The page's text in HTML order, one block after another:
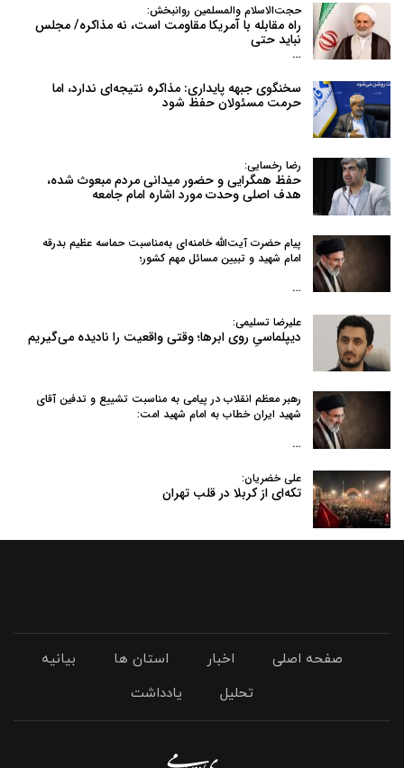
حجت‌الاسلام والمسلمین روانبخش:
راه مقابله با آمریکا مقاومت است، نه مذاکره/ مجلس
نباید حتی
…
سخنگوی جبهه پایداری: مذاکره نتیجه‌ای ندارد، اما
حرمت مسئولان حفظ شود
رضا رخسایی:
حفظ همگرایی و حضور میدانی مردم مبعوث شده،
هدف اصلی وحدت مورد اشاره امام جامعه
پیام حضرت آیت‌الله خامنه‌ای به‌مناسبت حماسه عظیم بدرقه
امام شهید و تبیین مسائل مهم کشور؛
…
علیرضا تسلیمی:
دیپلماسیِ روی ابرها؛ وقتی واقعیت را نادیده می‌گیریم
رهبر معظم انقلاب در پیامی به‌ مناسبت تشییع و تدفین آقای
شهید ایران خطاب به امام شهید امت:
…
علی خضریان:
تکه‌ای از کربلا در قلب تهران
صفحه اصلی اخبار استان ها
بیانیه
تحلیل
یادداشت